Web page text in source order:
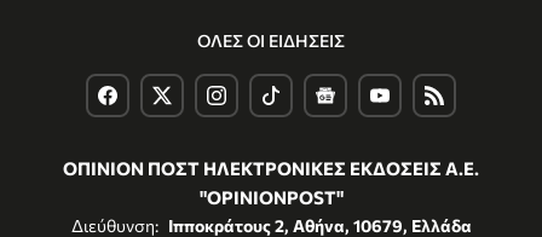
ΟΛΕΣ ΟΙ ΕΙΔΗΣΕΙΣ
ΟΠΙΝΙΟΝ ΠΟΣΤ ΗΛΕΚΤΡΟΝΙΚΕΣ ΕΚΔΟΣΕΙΣ Α.Ε.
"OPINIONPOST"
Διεύθυνση: Ιπποκράτους 2, Αθήνα, 10679, Ελλάδα